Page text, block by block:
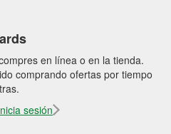
en línea o en la tienda.
comprando ofertas por tiempo
sesión